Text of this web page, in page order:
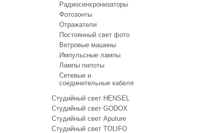
Радиосинхронизаторы
Фотозонты
Отражатели
Постоянный свет фото
Ветровые машины
Импульсные лампы
Лампы пилоты
Сетевые и
соединительные кабеля
Студийный свет HENSEL
Студийный свет GODOX
Студийный свет Aputure
Студийный свет TOLIFO